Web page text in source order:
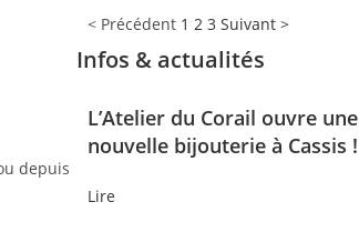
< Précédent 1 2 3 Suivant >
depuis
Infos & actualités
L’Atelier du Corail ouvre une
nouvelle bijouterie à Cassis !
Lire